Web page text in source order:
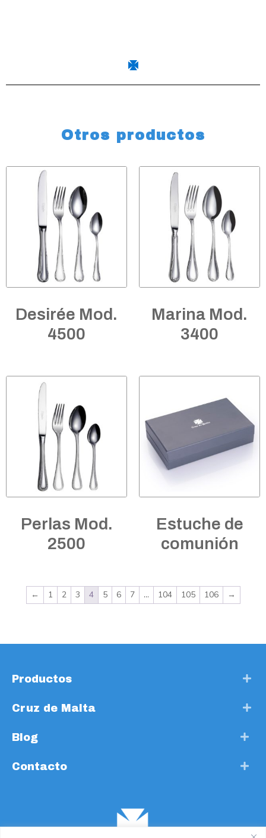
Otros productos
Desirée Mod.
4500
Marina Mod.
3400
Perlas Mod.
2500
Estuche de
comunión
← 1 2 3 4 5 6 7 … 104 105 106 →
Productos
Cruz de Malta
Blog
Contacto